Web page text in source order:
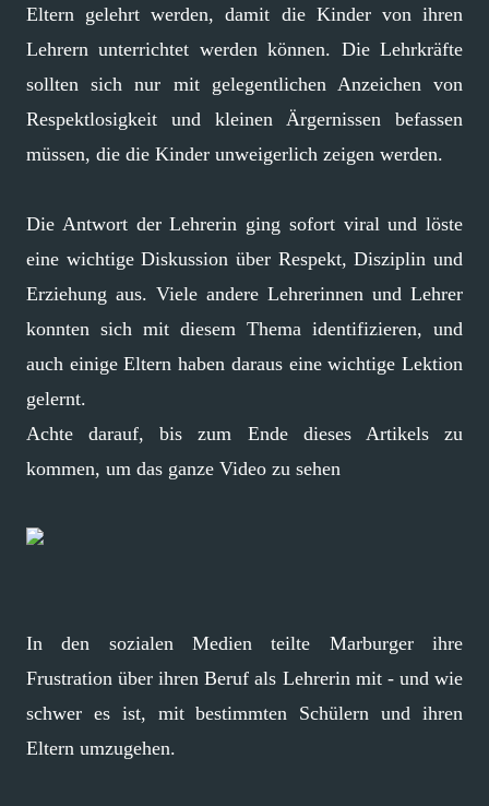
Eltern gelehrt werden, damit die Kinder von ihren
Lehrern unterrichtet werden können. Die Lehrkräfte
sollten sich nur mit gelegentlichen Anzeichen von
Respektlosigkeit und kleinen Ärgernissen befassen
müssen, die die Kinder unweigerlich zeigen werden.
Die Antwort der Lehrerin ging sofort viral und löste
eine wichtige Diskussion über Respekt, Disziplin und
Erziehung aus. Viele andere Lehrerinnen und Lehrer
konnten sich mit diesem Thema identifizieren, und
auch einige Eltern haben daraus eine wichtige Lektion
gelernt.
Achte darauf, bis zum Ende dieses Artikels zu
kommen, um das ganze Video zu sehen
In den sozialen Medien teilte Marburger ihre
Frustration über ihren Beruf als Lehrerin mit - und wie
schwer es ist, mit bestimmten Schülern und ihren
Eltern umzugehen.